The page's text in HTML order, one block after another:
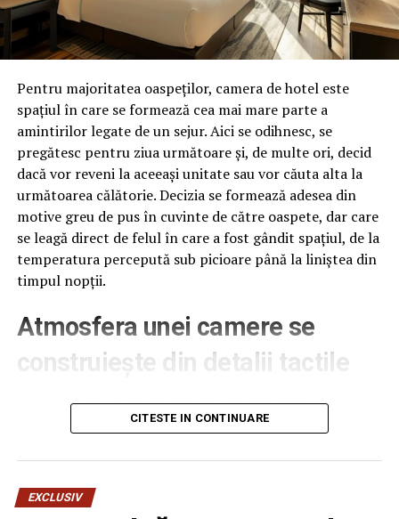
Pentru majoritatea oaspeților, camera de hotel este
spațiul în care se formează cea mai mare parte a
amintirilor legate de un sejur. Aici se odihnesc, se
pregătesc pentru ziua următoare și, de multe ori, decid
dacă vor reveni la aceeași unitate sau vor căuta alta la
următoarea călătorie. Decizia se formează adesea din
motive greu de pus în cuvinte de către oaspete, dar care
se leagă direct de felul în care a fost gândit spațiul, de la
temperatura percepută sub picioare până la liniștea din
timpul nopții.
Atmosfera unei camere se
construiește din detalii tactile
Contactul direct cu pardoseala este una dintre primele
senzații fizice pe care le are un oaspete atunci când
pe drum, seara târziu. Textura și moliciunea potrivite,
oferite democheta hotel
care este percepută o cameră, chiar dacă restul
CITESTE IN CONTINUARE
EXCLUSIV